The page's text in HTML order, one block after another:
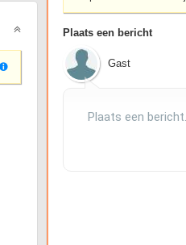
Plaats een bericht
Gast